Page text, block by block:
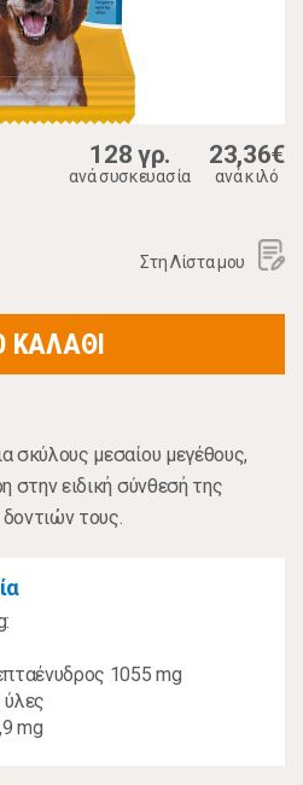
128 γρ.
ανά συσκευασία
23,36€
ανά κιλό
Στη Λίστα μου
ΚΑΛΑΘΙ
σκύλους μεσαίου μεγέθους,
ειδική σύνθεσή της
δοντιών τους.
1055 mg
mg